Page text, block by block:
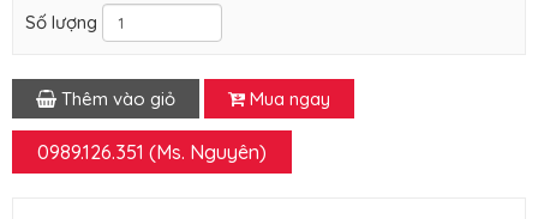
Số lượng
Thêm vào giỏ Mua ngay
0989.126.351 (Ms. Nguyên)